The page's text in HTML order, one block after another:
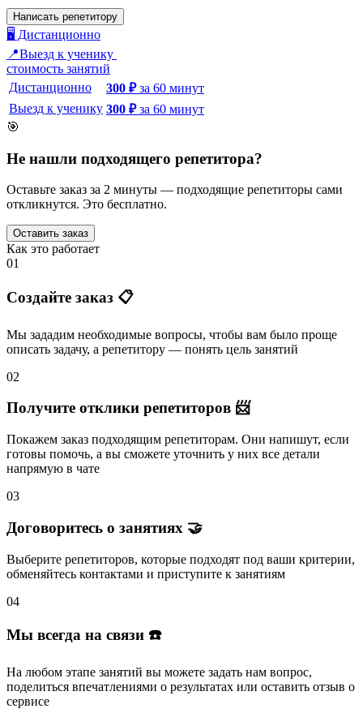
Написать репетитору
🖥️ Дистанционно
📍Выезд к ученику
стоимость занятий
Дистанционно
300 ₽ за 60 минут
Выезд к ученику 300 ₽ за 60 минут
🎯
Не нашли подходящего репетитора?
Оставьте заказ за 2 минуты — подходящие репетиторы сами
откликнутся. Это бесплатно.
Оставить заказ
Как это работает
01
Создайте заказ 📋
Мы зададим необходимые вопросы, чтобы вам было проще
описать задачу, а репетитору — понять цель занятий
02
Получите отклики репетиторов 📨
Покажем заказ подходящим репетиторам. Они напишут, если
готовы помочь, а вы сможете уточнить у них все детали
напрямую в чате
03
Договоритесь о занятиях 🤝
Выберите репетиторов, которые подходят под ваши критерии,
обменяйтесь контактами и приступите к занятиям
04
Мы всегда на связи ☎️
На любом этапе занятий вы можете задать нам вопрос,
поделиться впечатлениями о результатах или оставить отзыв о
сервисе